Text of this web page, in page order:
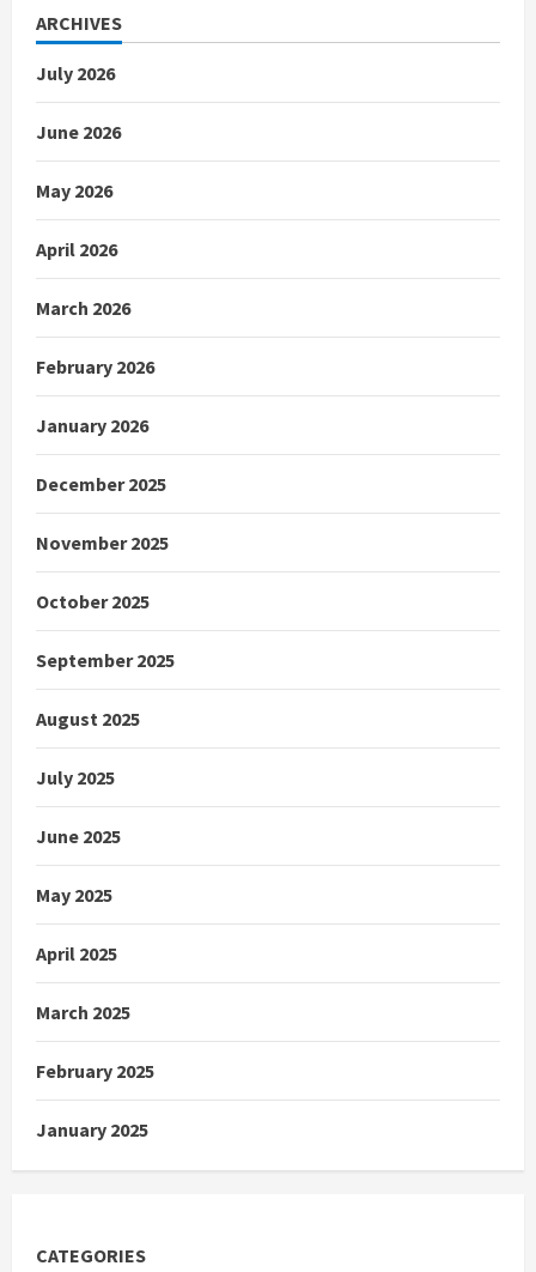
ARCHIVES
July 2026
June 2026
May 2026
April 2026
March 2026
February 2026
January 2026
December 2025
November 2025
October 2025
September 2025
August 2025
July 2025
June 2025
May 2025
April 2025
March 2025
February 2025
January 2025
CATEGORIES